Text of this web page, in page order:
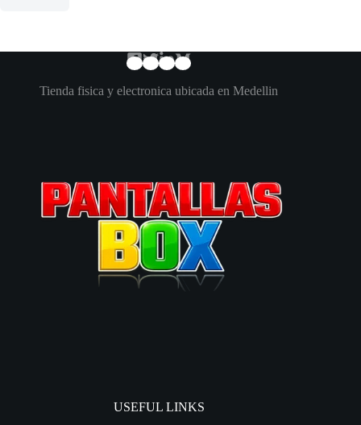
Tienda fisica y electronica ubicada en Medellin
USEFUL LINKS